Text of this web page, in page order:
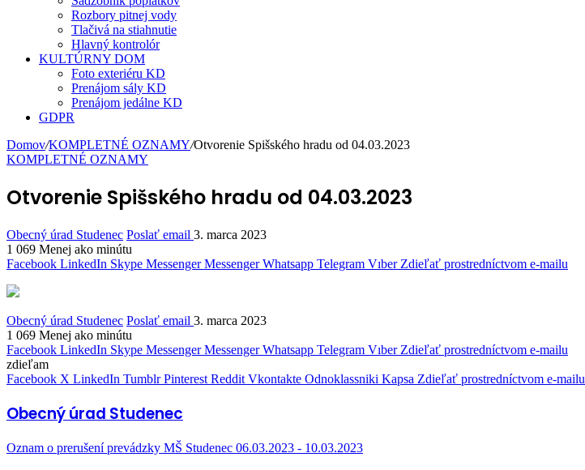
Rozbory pitnej vody
Tlačivá na stiahnutie
Hlavný kontrolór
KULTÚRNY DOM
Foto exteriéru KD
Prenájom sály KD
Prenájom jedálne KD
GDPR
Domov/KOMPLETNÉ OZNAMY/Otvorenie Spišského hradu od 04.03.2023
KOMPLETNÉ OZNAMY
Otvorenie Spišského hradu od 04.03.2023
Obecný úrad Studenec Poslať email 3. marca 2023
1 069 Menej ako minútu
Facebook LinkedIn Skype Messenger Messenger Whatsapp Telegram Vıber Zdieľať prostredníctvom e-mailu
Obecný úrad Studenec Poslať email 3. marca 2023
1 069 Menej ako minútu
Facebook LinkedIn Skype Messenger Messenger Whatsapp Telegram Vıber Zdieľať prostredníctvom e-mailu
zdieľam
Facebook X LinkedIn Tumblr Pinterest Reddit Vkontakte Odnoklassniki Kapsa Zdieľať prostredníctvom e-mailu
Obecný úrad Studenec
Oznam o prerušení prevádzky MŠ Studenec 06.03.2023 - 10.03.2023